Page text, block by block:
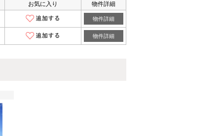
お気に入り 物件詳細
物件詳細
物件詳細